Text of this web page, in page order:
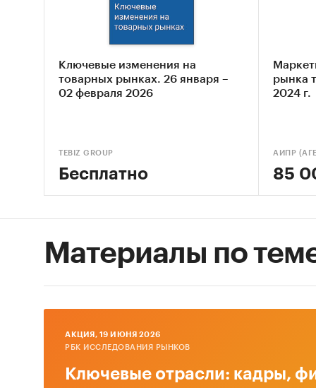
-
в 2024
2. По
-
2017
3. По
тем
Ключевые изменения на
товарных рынках. 26 января –
02 февраля 2026
TEBIZ GROUP
Бесплатно
рынка
2024 г.
85
Материалы по
AКЦИЯ, 19 ИЮНЯ 2026
РБК ИССЛЕДОВАНИЯ РЫНКОВ
Ключевые отрасли: кадры,